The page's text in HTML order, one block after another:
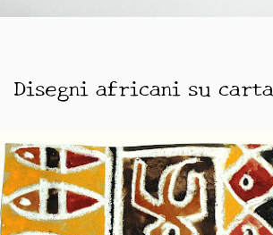
Disegni africani su